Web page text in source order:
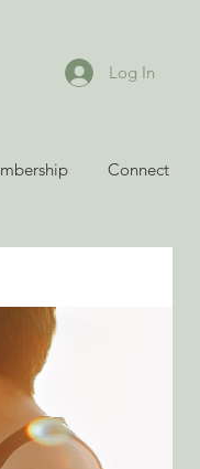
Log In
Connect